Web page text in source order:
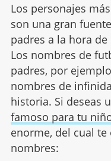
Los personajes
son una gran
padres a la hora
Los nombres de
padres, por
nombres de
historia. Si deseas
famoso para tu
enorme, del cual
nombres: